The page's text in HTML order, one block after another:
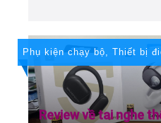
Phụ kiện chạy bộ, Thiết bị
Review về tai nghe